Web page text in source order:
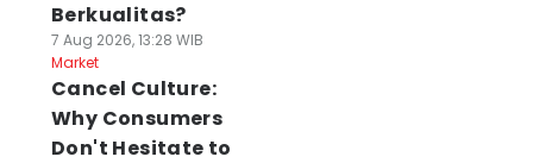
Berkualitas?
7 Aug 2026, 13:28 WIB
Market
Cancel Culture:
Why Consumers
Don't Hesitate to